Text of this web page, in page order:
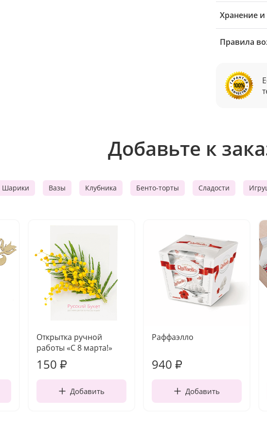
Хранение и
Правила
Добавьте к
Шарики Вазы Клубника Бенто-торты Сладости
Открытка ручной
работы «С 8 марта!»
150 ₽
Добавить
Раффаэлло
940 ₽
Добавить